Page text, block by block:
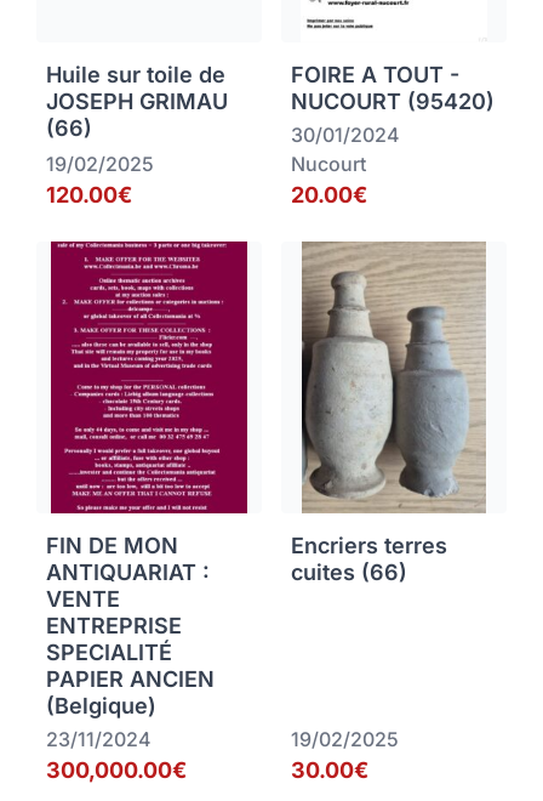
Huile sur toile de
JOSEPH GRIMAU
(66)
19/02/2025
120.00€
FOIRE A TOUT -
NUCOURT (95420)
30/01/2024
Nucourt
20.00€
FIN DE MON
ANTIQUARIAT :
VENTE
ENTREPRISE
SPECIALITÉ
PAPIER ANCIEN
(Belgique)
23/11/2024
300,000.00€
Encriers terres
cuites (66)
19/02/2025
30.00€